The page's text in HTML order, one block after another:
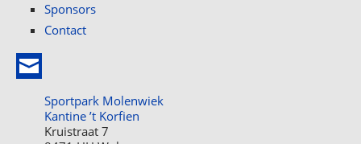
Sponsors
Contact
Sportpark Molenwiek
Kantine ’t Korfien
Kruistraat 7